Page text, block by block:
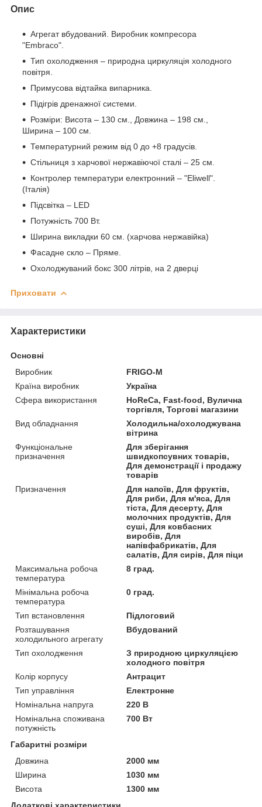
Опис
Агрегат вбудований. Виробник компресора
"Embraco".
Тип охолодження – природна циркуляція холодного
повітря.
Примусова відтайка випарника.
Підігрів дренажної системи.
Розміри: Висота – 130 см., Довжина – 198 см.,
Ширина – 100 см.
Температурний режим від 0 до +8 градусів.
Стільниця з харчової нержавіючої сталі – 25 см.
Контролер температури електронний – "Eliwell".
(Італія)
Підсвітка – LED
Потужність 700 Вт.
Ширина викладки 60 см. (харчова нержавійка)
Фасадне скло – Пряме.
Охолоджуваний бокс 300 літрів, на 2 дверці
Приховати
Характеристики
Основні
Виробник
FRIGO-M
Країна виробник
Україна
Сфера використання
HoReCa, Fast-food, Вулична
торгівля, Торгові магазини
Вид обладнання
Холодильна/охолоджувана
вітрина
Функціональне
призначення
Для зберігання
швидкопсувних товарів,
Для демонстрації і продажу
товарів
Призначення
Для напоїв, Для фруктів,
Для риби, Для м'яса, Для
тіста, Для десерту, Для
молочних продуктів, Для
суші, Для ковбасних
виробів, Для
напівфабрикатів, Для
салатів, Для сирів, Для піци
Максимальна робоча
температура
8 град.
Мінімальна робоча
температура
0 град.
Тип встановлення
Підлоговий
Розташування
холодильного агрегату
Вбудований
Тип охолодження
З природною циркуляцією
холодного повітря
Колір корпусу
Антрацит
Тип управління
Електронне
Номінальна напруга
220 В
Номінальна споживана
потужність
700 Вт
Габаритні розміри
Довжина
2000 мм
Ширина
1030 мм
Висота
1300 мм
Додаткові характеристики